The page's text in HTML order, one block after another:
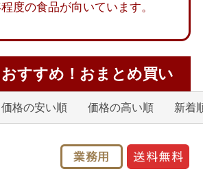
度の食品が向いています。
すすめ！おまとめ買い
価格の安い順 価格の高い順 新着